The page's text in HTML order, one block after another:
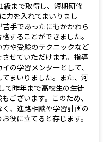
まで取得し、短期研修
力を入れてまいりまし
手であったにもかかわら
することができました。
や受験のテクニックなど
せていただけます。指導
の学習メンターとして、
まいりました。また、河
て昨年まで高校生の生徒
ございます。このため、
、進路相談や学習計画の
役に立てると存じます。